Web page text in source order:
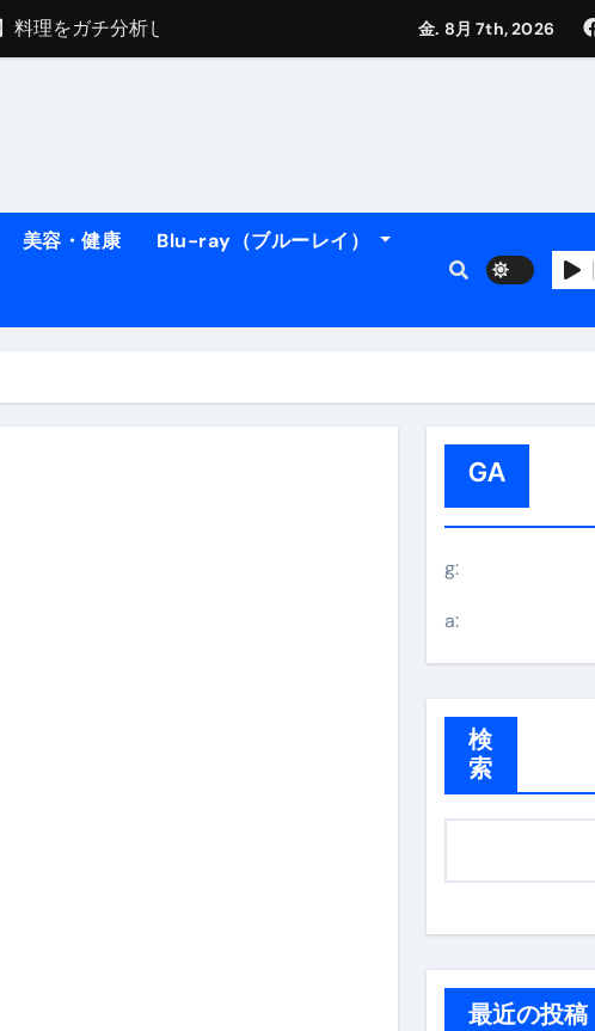
が見たら、一瞬で現実に引き戻されるデータです。
トラブル回避の
リア女子旅vlog
てみた結果…
イタリア！
て
フ達に作ってみた結果…
金. 8月 7th, 2026
美容・健康 Blu-ray（ブルーレイ）
GA
g:
a:
検
索
最近の投稿